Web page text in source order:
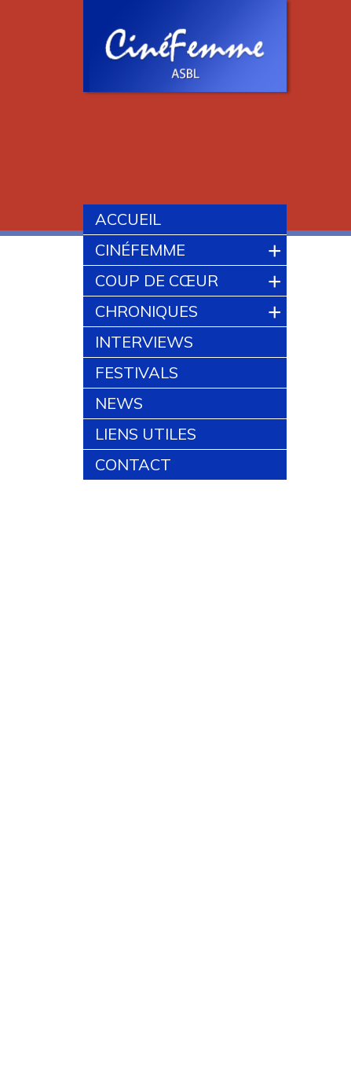
ACCUEIL
CINÉFEMME
+
COUP DE CŒUR +
CHRONIQUES +
INTERVIEWS
FESTIVALS
NEWS
LIENS UTILES
CONTACT